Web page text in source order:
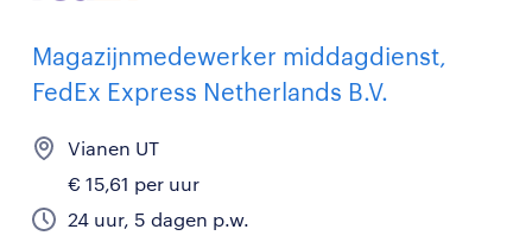
Magazijnmedewerker middagdienst,
FedEx Express Netherlands B.V.
Vianen UT
€ 15,61 per uur
24 uur, 5 dagen p.w.